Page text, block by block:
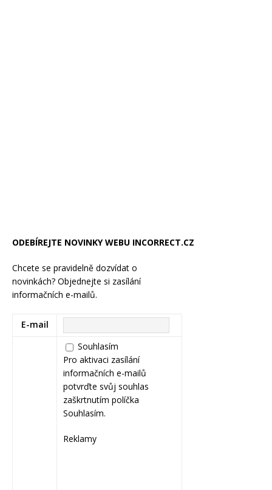
ODEBÍREJTE NOVINKY WEBU INCORRECT.CZ
Chcete se pravidelně dozvídat o
novinkách? Objednejte si zasílání
informačních e-mailů.
E-mail
Souhlasím
Pro aktivaci zasílání
informačních e-mailů
potvrďte svůj souhlas
zaškrtnutím políčka
Souhlasím.
Reklamy